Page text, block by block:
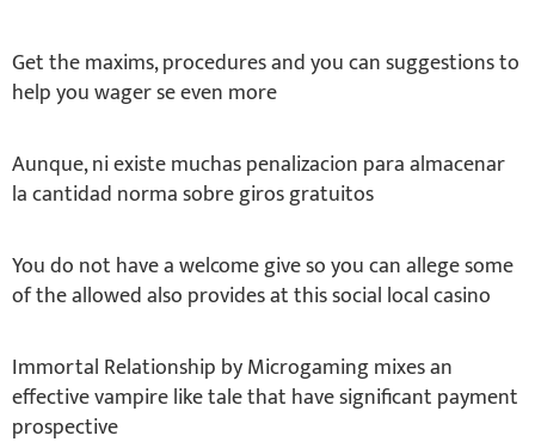
Get the maxims, procedures and you can suggestions to
help you wager se even more
Aunque, ni existe muchas penalizacion para almacenar
la cantidad norma sobre giros gratuitos
You do not have a welcome give so you can allege some
of the allowed also provides at this social local casino
Immortal Relationship by Microgaming mixes an
effective vampire like tale that have significant payment
prospective